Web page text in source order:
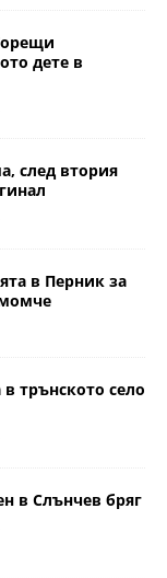
дете в
след втория
в Перник за
трънското село
в Слънчев бряг